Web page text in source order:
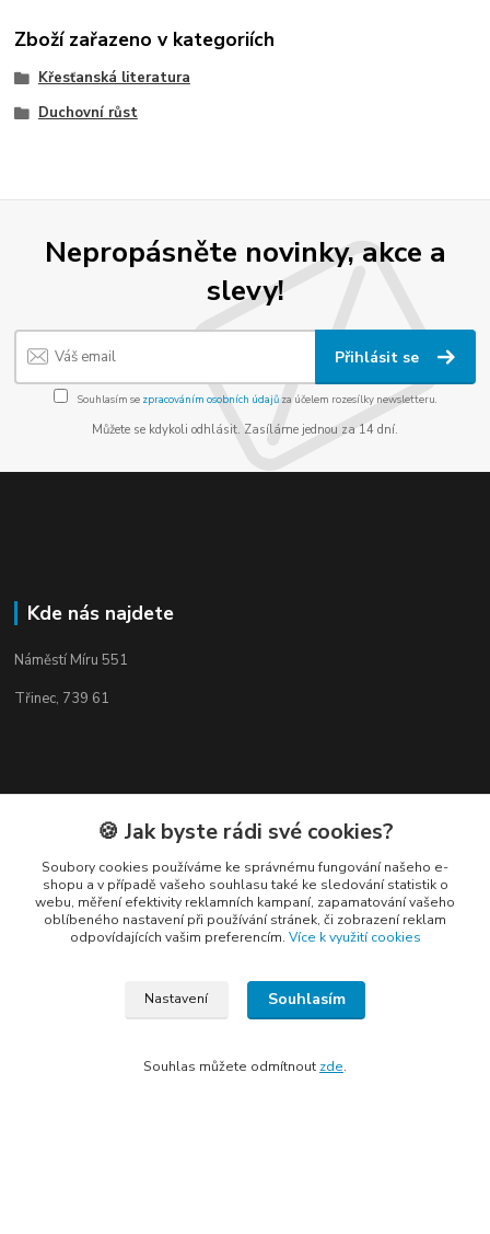
Zboží zařazeno v kategoriích
Křesťanská literatura
Duchovní růst
Nepropásněte novinky, akce a
slevy!
Přihlásit se
Souhlasím se zpracováním osobních údajůza účelem rozesílky newsletteru.
Můžete se kdykoli odhlásit. Zasíláme jednou za 14 dní.
Kde nás najdete
Náměstí Míru 551
Třinec, 739 61
Kontakty
Petr Nedvídek
+420 775688827 +420 737670415
🍪 Jak byste rádi své cookies?
Soubory cookies používáme ke správnému fungování našeho e-
shopu a v případě vašeho souhlasu také ke sledování statistik o
webu, měření efektivity reklamních kampaní, zapamatování vašeho
oblíbeného nastavení při používání stránek, či zobrazení reklam
odpovídajících vašim preferencím. Více k využití cookies
Nastavení Souhlasím
Souhlas můžete odmítnout zde.